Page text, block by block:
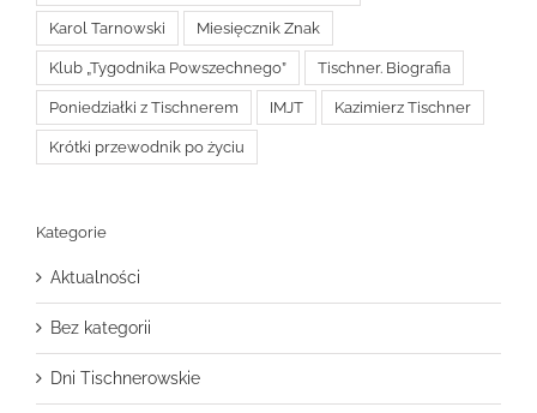
Karol Tarnowski Miesięcznik Znak
Klub „Tygodnika Powszechnego” Tischner. Biografia
Poniedziałki z Tischnerem IMJT Kazimierz Tischner
Krótki przewodnik po życiu
Kategorie
Aktualności
Bez kategorii
Dni Tischnerowskie